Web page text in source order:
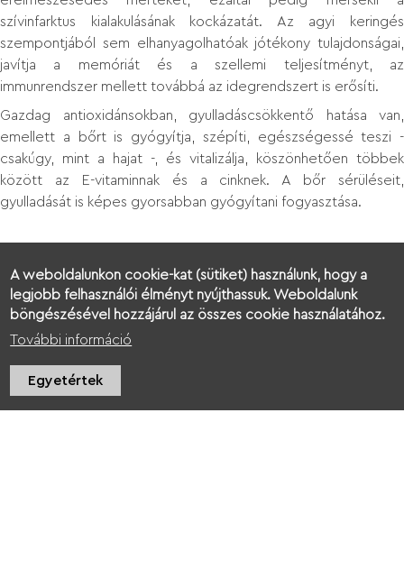
szívinfarktus kialakulásának kockázatát. Az agyi keringés
szempontjából sem elhanyagolhatóak jótékony tulajdonságai,
javítja a memóriát és a szellemi teljesítményt, az
immunrendszer mellett továbbá az idegrendszert is erősíti.
Gazdag antioxidánsokban, gyulladáscsökkentő hatása van,
emellett a bőrt is gyógyítja, szépíti, egészségessé teszi -
csakúgy, mint a hajat -, és vitalizálja, köszönhetően többek
között az E-vitaminnak és a cinknek. A bőr sérüléseit,
gyulladását is képes gyorsabban gyógyítani fogyasztása.
GASZTRONÓMIA
A weboldalunkon cookie-kat (sütiket) használunk, hogy a
legjobb felhasználói élményt nyújthassuk. Weboldalunk
böngészésével hozzájárul az összes cookie használatához.
További információ
Egyetértek